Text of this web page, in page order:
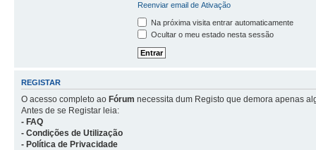
Reenviar email de Ativação
Na próxima visita entrar automaticamente
Ocultar o meu estado nesta sessão
REGISTAR
O acesso completo ao Fórum necessita dum Registo que demora apenas
Antes de se Registar leia:
- FAQ
- Condições de Utilização
- Política de Privacidade